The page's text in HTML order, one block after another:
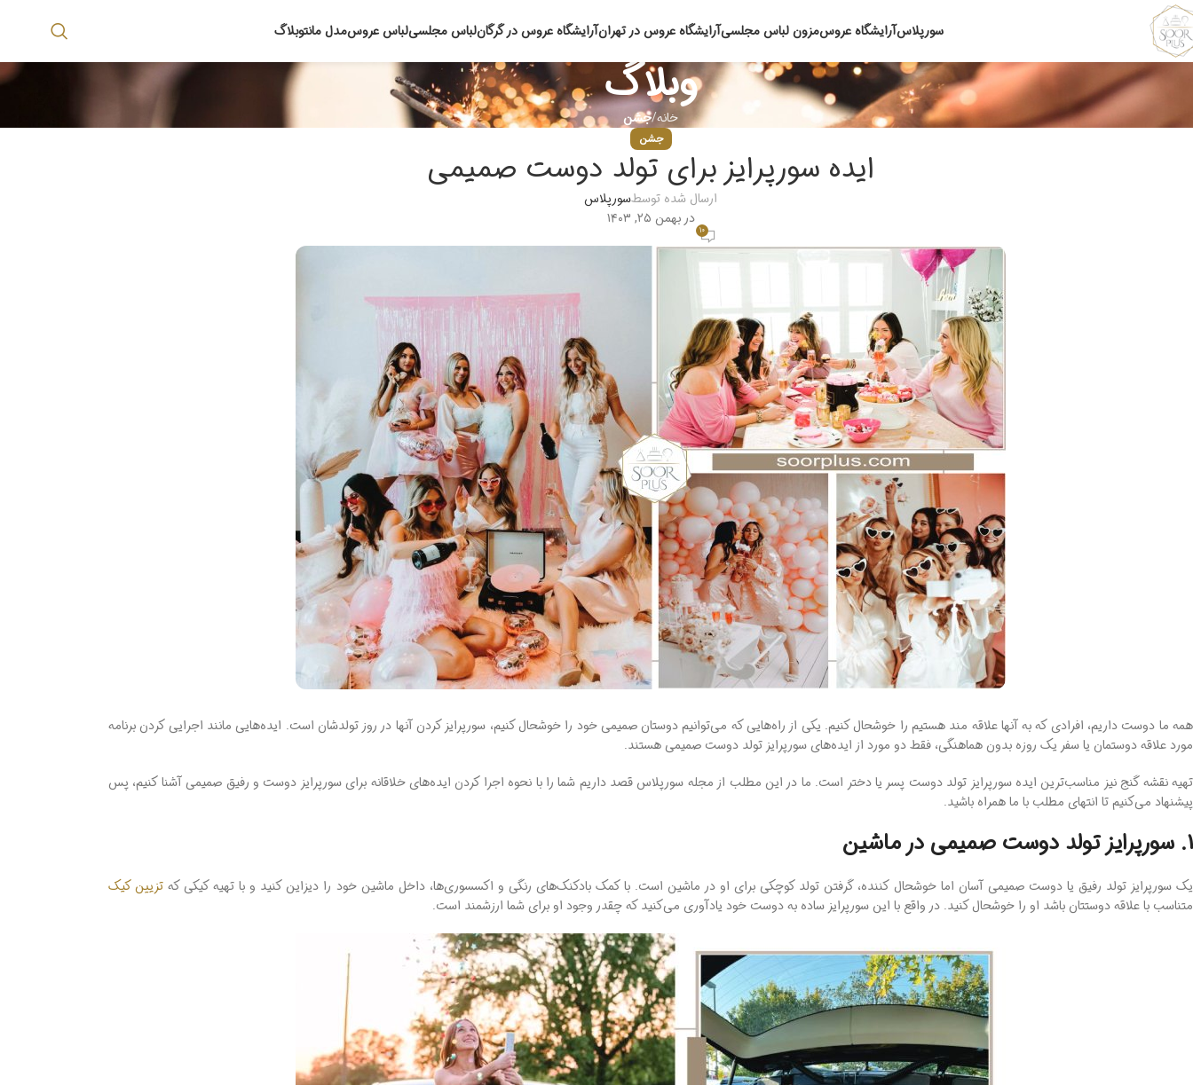
سورپلاسآرایشگاه عروسمزون لباس مجلسیآرایشگاه عروس در تهرانآرایشگاه عروس در گرگانلباس مجلسیلباس عروسمدل مانتوبلاگ
وبلاگ
خانه جشن
جشن
ایده سورپرایز برای تولد دوست صمیمی
ارسال شده توسطسورپلاس
در بهمن ۲۵, ۱۴۰۳
۱۰
همه ما دوست داریم، افرادی که به آنها علاقه ‌مند هستیم را خوشحال کنیم. یکی از راه‌هایی که می‌توانیم دوستان صمیمی خود را خوشحال کنیم، سورپرایز کردن آنها در روز تولدشان است. ایده‌هایی مانند اجرایی کردن برنامه
مورد علاقه دوستمان یا سفر یک روزه بدون هماهنگی، فقط دو مورد از ایده‌های سورپرایز تولد دوست صمیمی هستند.
تهیه نقشه گنج نیز مناسب‌ترین ایده سورپرایز تولد دوست پسر یا دختر است. ما در این مطلب از مجله سورپلاس قصد داریم شما را با نحوه اجرا کردن ایده‌های خلاقانه برای سورپرایز دوست و رفیق صمیمی آشنا کنیم، پس
پیشنهاد می‌کنیم تا انتهای مطلب با ما همراه باشید.
1. سورپرایز تولد دوست صمیمی در ماشین
یک سورپرایز تولد رفیق یا دوست صمیمی ‌آسان اما خوشحال ‌کننده، گرفتن تولد کوچکی برای او در ماشین‌ است. با کمک بادکنک‌های رنگی و اکسسوری‌ها، داخل ماشین خود را دیزاین کنید و با تهیه کیکی که تزیین کیک
متناسب با علاقه دوستتان باشد او را خوشحال کنید. در واقع با این سورپرایز ساده به دوست خود یادآوری می‌کنید که چقدر وجود او برای شما ارزشمند است.